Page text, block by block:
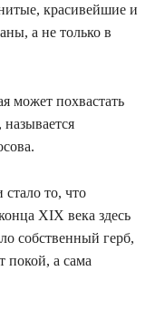
красивейшие и
а не только в
может похвастать
то, что
XIX века здесь
собственный герб,
покой, а сама